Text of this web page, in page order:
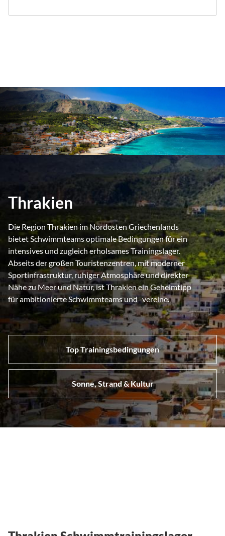
Thrakien
Die Region Thrakien im Nordosten Griechenlands
bietet Schwimmteams optimale Bedingungen für ein
intensives und zugleich erholsames Trainingslager.
Abseits der großen Touristenzentren, mit moderner
Sportinfrastruktur, ruhiger Atmosphäre und direkter
Nähe zu Meer und Natur, ist Thrakien ein Geheimtipp
für ambitionierte Schwimmteams und -vereine.
Top Trainingsbedingungen
Sonne, Strand & Kultur